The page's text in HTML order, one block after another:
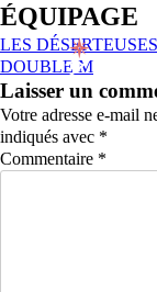
ÉQUIPAGE
LES
DOUBLE M
Laisser un
Votre adresse e-mail
indiqués avec *
Commentaire *